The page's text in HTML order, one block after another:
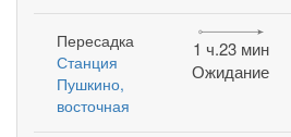
Пересадка
Станция
Пушкино,
восточная
1 ч.23 мин
Ожидание